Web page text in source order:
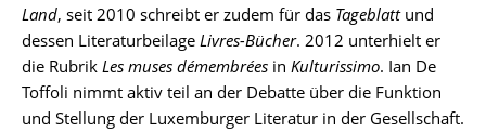
Land, seit 2010 schreibt er zudem für das Tageblattund
dessen Literaturbeilage Livres-Bücher. 2012 unterhielt er
die Rubrik Les muses démembrées in Kulturissimo. Ian De
Toffoli nimmt aktiv teil an der Debatte über die Funktion
und Stellung der Luxemburger Literatur in der Gesellschaft.